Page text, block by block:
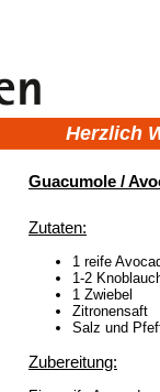
Herzlich
Guacumole /
Zutaten:
1 reife
1-2
1 Zwiebel
Zitronensaft
Salz und
Zubereitung: